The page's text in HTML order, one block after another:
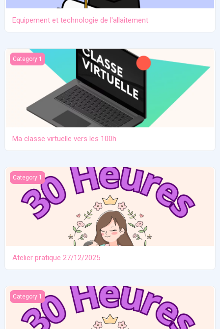
Equipement et technologie de l'allaitement
Ma classe virtuelle vers les 100h
Category 1
Ma classe virtuelle vers les 100h
Atelier pratique 27/12/2025
Category 1
Atelier pratique 27/12/2025
IHAB et compétences en communication
Category 1